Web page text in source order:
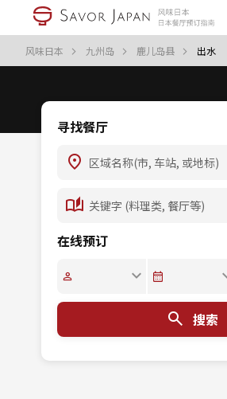
风味日本 九州岛 鹿儿岛县 出水
寻找餐厅
在线预订
搜索